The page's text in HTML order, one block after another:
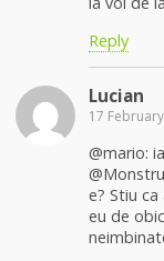
Reply
Lucian
17
@mario:
e? Stiu
eu de